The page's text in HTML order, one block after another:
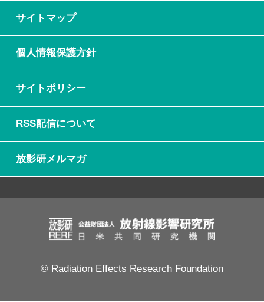
サイトマップ
個人情報保護方針
サイトポリシー
RSS配信について
放影研メルマガ
© Radiation Effects Research Foundation